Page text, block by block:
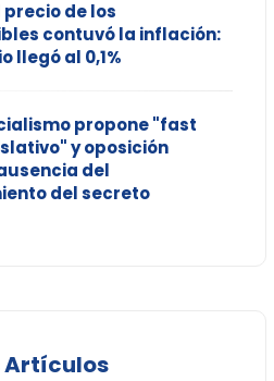
precio de los
contuvó la inflación:
llegó al 0,1%
propone "fast
y oposición
del
del secreto
Artículos